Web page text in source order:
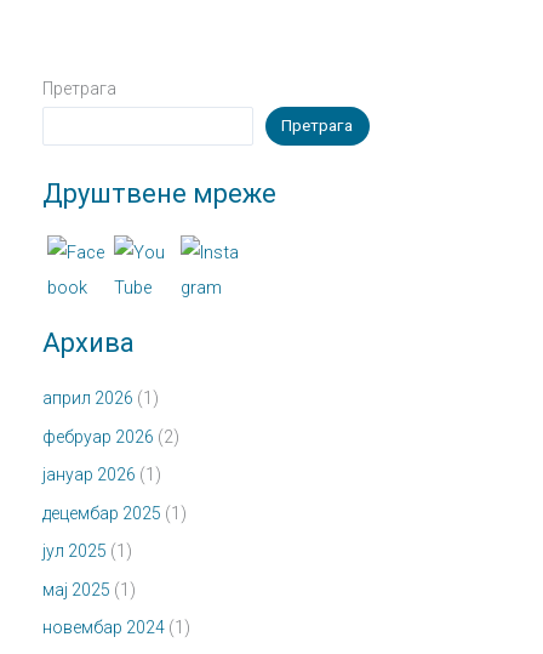
Претрага
Претрага
Друштвене мреже
Архива
април 2026 (1)
фебруар 2026 (2)
јануар 2026 (1)
децембар 2025 (1)
јул 2025 (1)
мај 2025 (1)
новембар 2024(1)